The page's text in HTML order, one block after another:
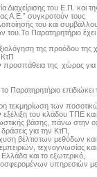
Διαχείρισης του Ε.Π. και
Α.Ε.” συγκροτούν τους
του και
του.To Παρατηρητήριο
της προόδου της
της χώρας για
Παρατηρητήριο επιδιώκει
τεκμηρίωση των
εξέλιξη του κλάδου ΤΠΕ
βάσης, πάνω στην
για την ΚτΠ,
βέλτιστων μεθόδων
τεχνογνωσίας
και το εξωτερικό,
υπηρεσιών με